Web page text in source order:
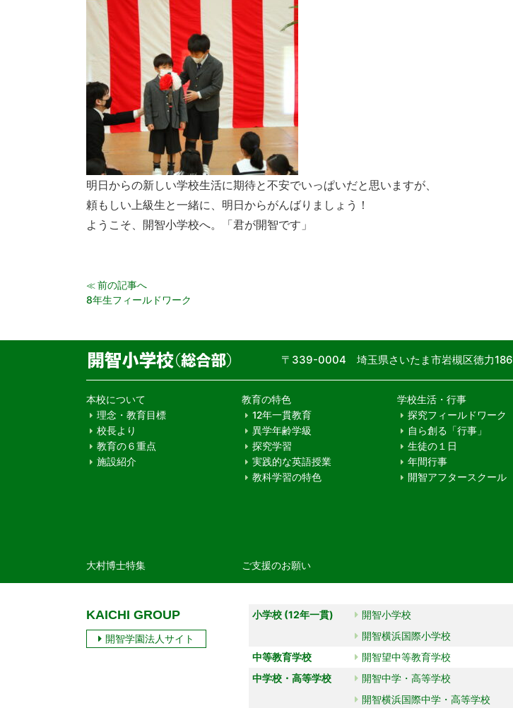
明日からの新しい学校生活に期待と不安でいっぱいだと思いますが、
頼もしい上級生と一緒に、明日からがんばりましょう！
ようこそ、開智小学校へ。「君が開智です」
≪前の記事へ
8年生フィールドワーク
〒339-0004 埼玉県さいたま市岩槻区徳力186
本校について
理念・教育目標
校長より
教育の６重点
施設紹介
教育の特色
12年一貫教育
異学年齢学級
探究学習
実践的な英語授業
教科学習の特色
学校生活・行事
探究フィールドワーク
自ら創る「行事」
生徒の１日
年間行事
開智アフタースクール
大村博士特集 ご支援のお願い
KAICHI GROUP
開智学園法人サイト
小学校 (12年一貫) 開智小学校
開智横浜国際小学校
中等教育学校
開智望中等教育学校
中学校・高等学校
開智中学・高等学校
開智横浜国際中学・高等学校